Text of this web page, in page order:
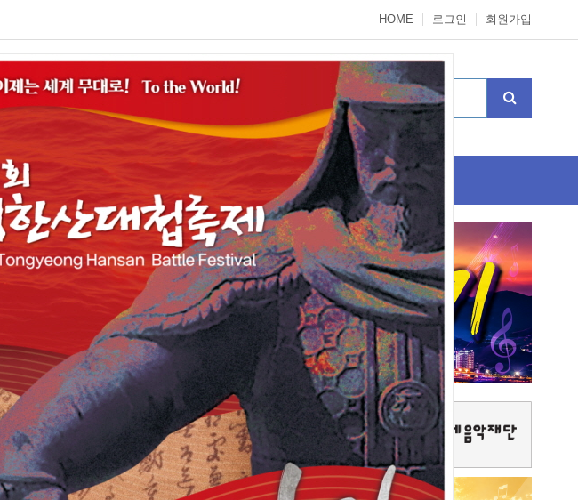
HOME 로그인 회원가입
문화/예술행사 제23회통영가요제참가신청